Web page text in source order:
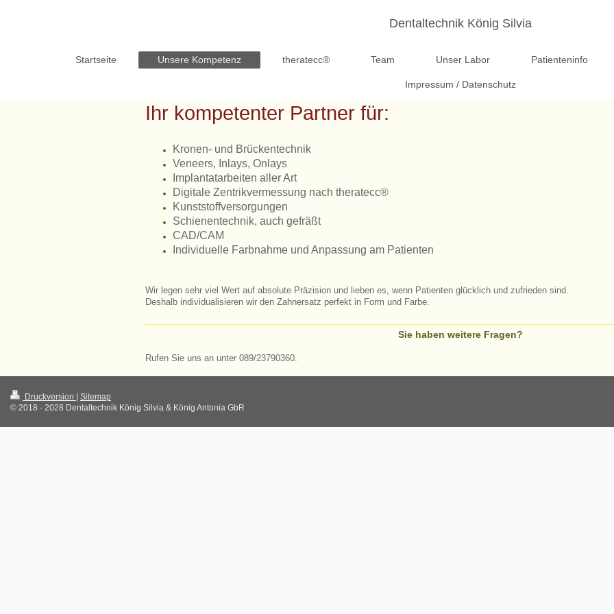
Dentaltechnik König Silvia
Startseite Unsere Kompetenz theratecc® Team Unser Labor Patienteninfo
Impressum / Datenschutz
Ihr kompetenter Partner für:
​Kronen- und Brückentechnik
Veneers, Inlays, Onlays
Implantatarbeiten aller Art
Digitale Zentrikvermessung nach theratecc®
Kunststoffversorgungen
Schienentechnik, auch gefräßt
CAD/CAM
Individuelle Farbnahme und Anpassung am Patienten
Wir legen sehr viel Wert auf absolute Präzision und lieben es, wenn Patienten glücklich und zufrieden sind.
Deshalb individualisieren wir den Zahnersatz perfekt in Form und Farbe.
Sie haben weitere Fragen?
Rufen Sie uns an unter 089/23790360.
Druckversion | Sitemap
© 2018 - 2028 Dentaltechnik König Silvia & König Antonia GbR